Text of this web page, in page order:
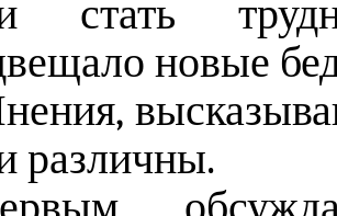
стать
новые
различны.